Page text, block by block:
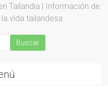
Tailandia | Información de
vida tailandesa